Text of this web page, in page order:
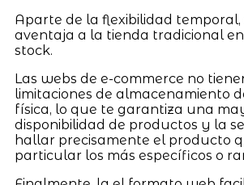
Aparte de la flexibilidad
aventaja a la tienda tradicional
stock.
Las webs de e-commerce no
limitaciones de almacenamiento
física, lo que te garantiza una
disponibilidad de productos y la
hallar precisamente el producto
particular los más específicos o